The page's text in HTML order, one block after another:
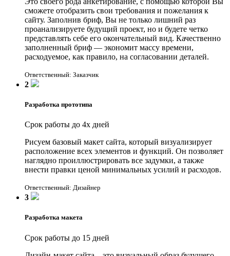
сможете отобразить свои требования и пожелания к
сайту. Заполнив бриф, Вы не только лишний раз
проанализируете будущий проект, но и будете четко
представлять себе его окончательный вид. Качественно
заполненный бриф — экономит массу времени,
расходуемое, как правило, на согласовании деталей.
Ответственный: Заказчик
2
Разработка прототипа
Срок работы до 4х дней
Рисуем базовый макет сайта, который визуализирует
расположение всех элементов и функций. Он позволяет
наглядно проиллюстрировать все задумки, а также
внести правки ценой минимальных усилий и расходов.
Ответственный: Дизайнер
3
Разработка макета
Срок работы до 15 дней